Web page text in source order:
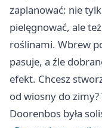
zaplanować: nie
pielęgnować, ale
roślinami. Wbrew
pasuje, a źle
efekt. Chcesz
od wiosny do
Doorenbos była